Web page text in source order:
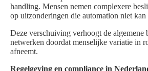
handling. Mensen nemen complexere
op uitzonderingen die automation niet kan
Deze verschuiving verhoogt de algemene
netwerken doordat menselijke variatie in
afneemt.
Regelgeving en compliance in